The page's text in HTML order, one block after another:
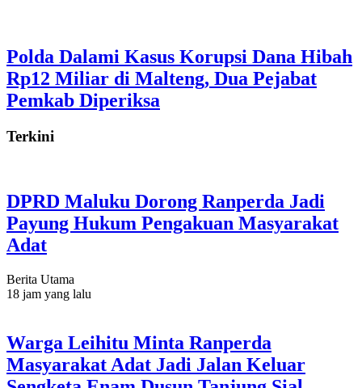
Polda Dalami Kasus Korupsi Dana Hibah
Rp12 Miliar di Malteng, Dua Pejabat
Pemkab Diperiksa
Terkini
DPRD Maluku Dorong Ranperda Jadi
Payung Hukum Pengakuan Masyarakat
Adat
Berita Utama
18 jam yang lalu
Warga Leihitu Minta Ranperda
Masyarakat Adat Jadi Jalan Keluar